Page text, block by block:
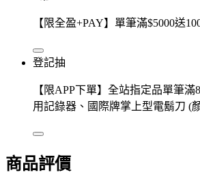
【限全盈+PAY】單筆滿$5000送
登記抽
【限APP下單】全站指定品單筆滿
用記錄器、國際牌掌上型電鬍刀 (
商品評價